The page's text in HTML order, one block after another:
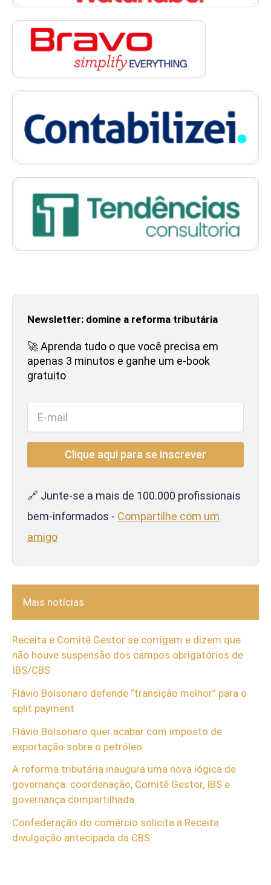
Newsletter: domine a reforma tributária
🚀 Aprenda tudo o que você precisa em
apenas 3 minutos e ganhe um e-book
gratuito
🔗 Junte-se a mais de 100.000 profissionais
bem-informados - Compartilhe com um
amigo
Mais notícias
Receita e Comitê Gestor se corrigem e dizem que
não houve suspensão dos campos obrigatórios de
IBS/CBS
Flávio Bolsonaro defende “transição melhor” para o
split payment
Flávio Bolsonaro quer acabar com imposto de
exportação sobre o petróleo
A reforma tributária inaugura uma nova lógica de
governança: coordenação, Comitê Gestor, IBS e
governança compartilhada
Confederação do comércio solicita à Receita
divulgação antecipada da CBS